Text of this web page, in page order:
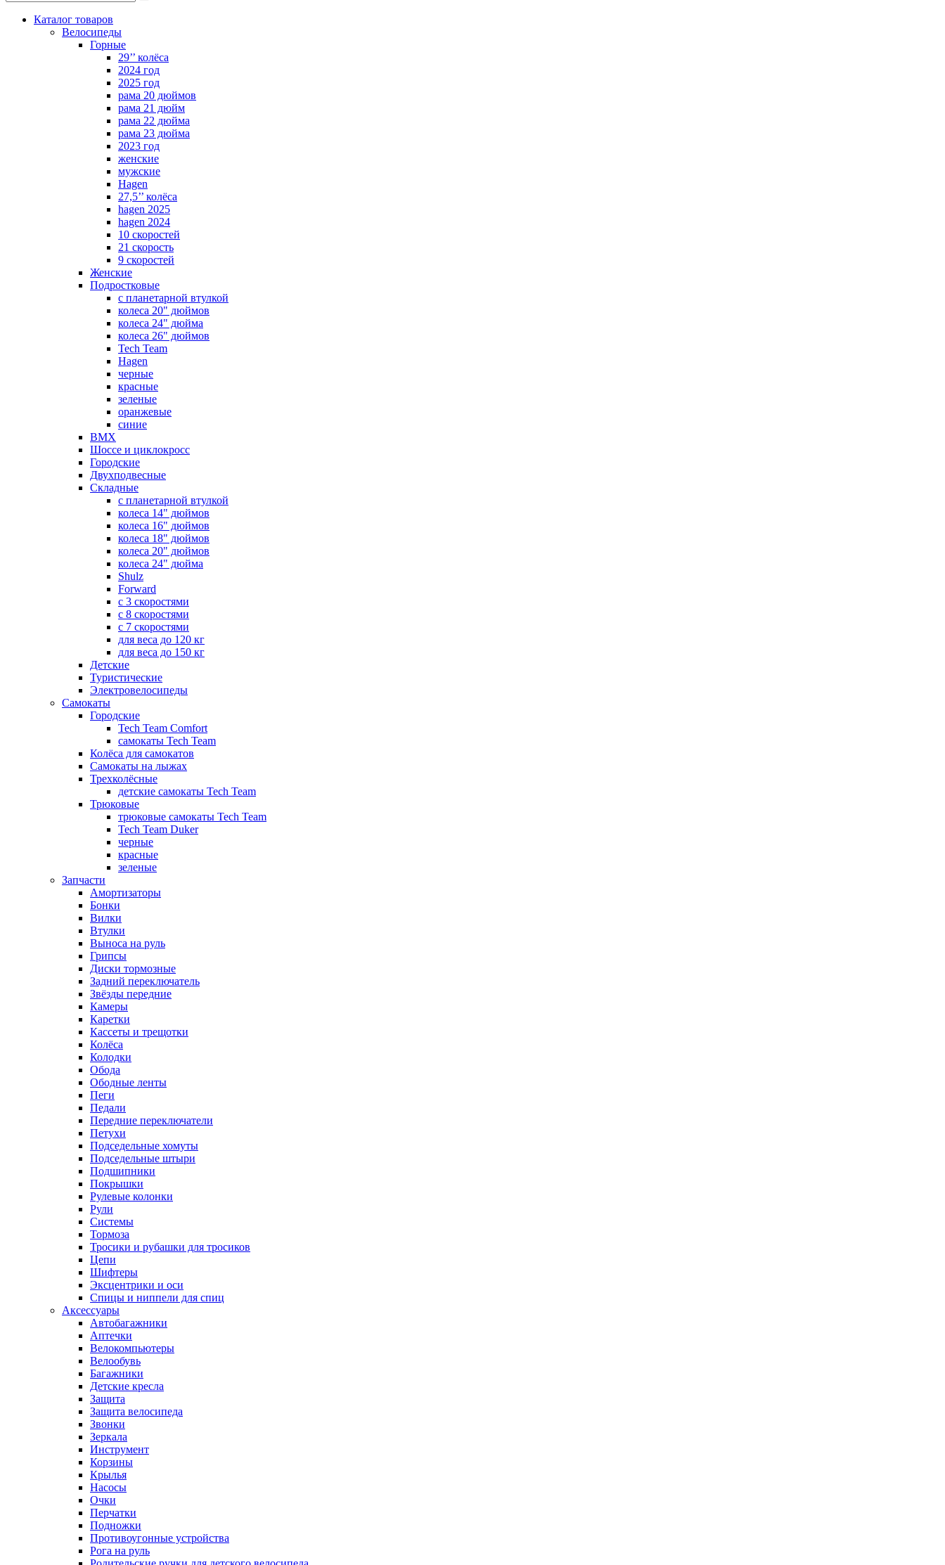
Каталог товаров
Велосипеды
Горные
29’’ колёса
2024 год
2025 год
рама 20 дюймов
рама 21 дюйм
рама 22 дюйма
рама 23 дюйма
2023 год
женские
мужские
Hagen
27,5’’ колёса
hagen 2025
hagen 2024
10 скоростей
21 скорость
9 скоростей
Женские
Подростковые
с планетарной втулкой
колеса 20" дюймов
колеса 24" дюйма
колеса 26" дюймов
Tech Team
Hagen
черные
красные
зеленые
оранжевые
синие
BMX
Шоссе и циклокросс
Городские
Двухподвесные
Складные
с планетарной втулкой
колеса 14" дюймов
колеса 16" дюймов
колеса 18" дюймов
колеса 20" дюймов
колеса 24" дюйма
Shulz
Forward
с 3 скоростями
с 8 скоростями
с 7 скоростями
для веса до 120 кг
для веса до 150 кг
Детские
Туристические
Электровелосипеды
Самокаты
Городские
Tech Team Comfort
самокаты Tech Team
Колёса для самокатов
Самокаты на лыжах
Трехколёсные
детские самокаты Tech Team
Трюковые
трюковые самокаты Tech Team
Tech Team Duker
черные
красные
зеленые
Запчасти
Амортизаторы
Бонки
Вилки
Втулки
Выноса на руль
Грипсы
Диски тормозные
Задний переключатель
Звёзды передние
Камеры
Каретки
Кассеты и трещотки
Колёса
Колодки
Обода
Ободные ленты
Пеги
Педали
Передние переключатели
Петухи
Подседельные хомуты
Подседельные штыри
Подшипники
Покрышки
Рулевые колонки
Рули
Системы
Тормоза
Тросики и рубашки для тросиков
Цепи
Шифтеры
Эксцентрики и оси
Спицы и ниппели для спиц
Аксессуары
Автобагажники
Аптечки
Велокомпьютеры
Велообувь
Багажники
Детские кресла
Защита
Защита велосипеда
Звонки
Зеркала
Инструмент
Корзины
Крылья
Насосы
Очки
Перчатки
Подножки
Противоугонные устройства
Рога на руль